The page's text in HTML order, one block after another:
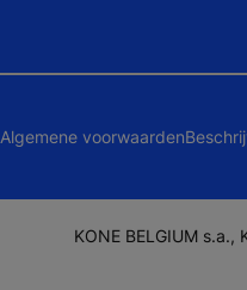
Algemene voorwaarden
KONE BELGIUM